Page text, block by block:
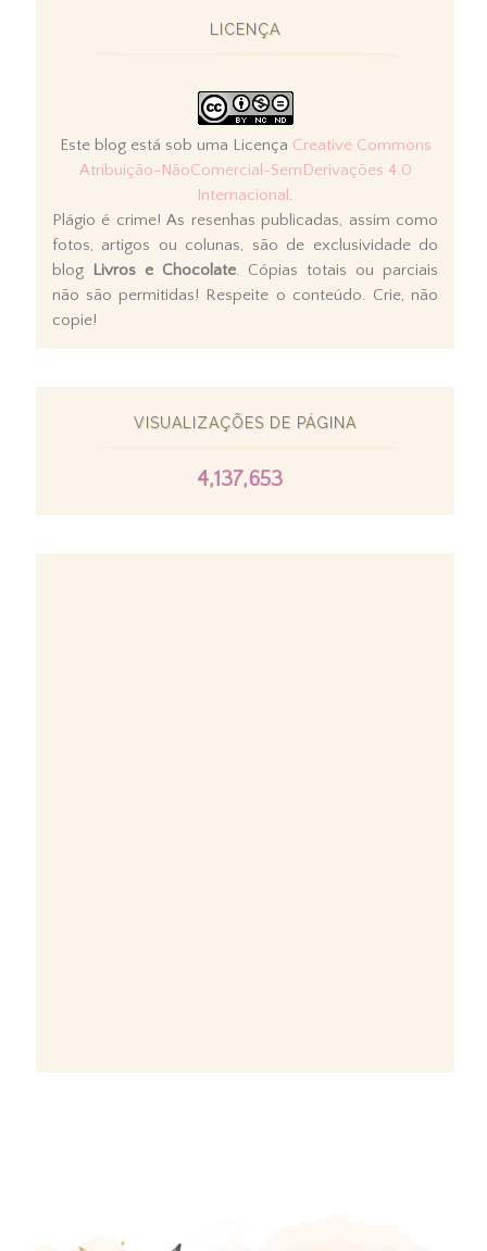
LICENÇA
Este blog está sob uma Licença Creative Commons
Atribuição-NãoComercial-SemDerivações 4.0
Internacional .
Plágio é crime! As resenhas publicadas, assim como
fotos, artigos ou colunas, são de exclusividade do
blog Livros e Chocolate. Cópias totais ou parciais
não são permitidas! Respeite o conteúdo. Crie, não
copie!
VISUALIZAÇÕES DE PÁGINA
4,137,653